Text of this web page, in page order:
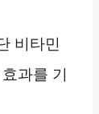
비타민
과를 기